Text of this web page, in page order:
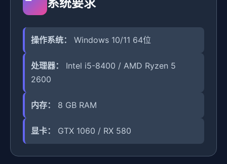
操作系统： Windows 10/11 64位
处理器：
Intel i5-8400 / AMD Ryzen 5
2600
内存： 8 GB RAM
显卡： GTX 1060 / RX 580